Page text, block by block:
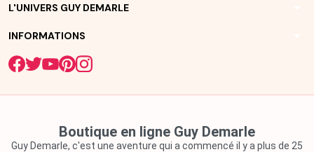
L'UNIVERS GUY DEMARLE
INFORMATIONS
Boutique en ligne Guy Demarle
Guy Demarle, c'est une aventure qui a commencé il y a plus de 25